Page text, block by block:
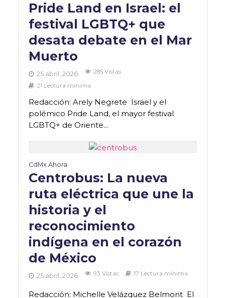
Pride Land en Israel: el
festival LGBTQ+ que
desata debate en el Mar
Muerto
25 abril, 2026
285 Vistas
21 Lectura mínima
Redacción: Arely Negrete Israel y el
polémico Pride Land, el mayor festival
LGBTQ+ de Oriente...
CdMx Ahora
Centrobus: La nueva
ruta eléctrica que une la
historia y el
reconocimiento
indígena en el corazón
de México
25 abril, 2026 93 Vistas 17 Lectura mínima
Redacción: Michelle Velázquez Belmont El